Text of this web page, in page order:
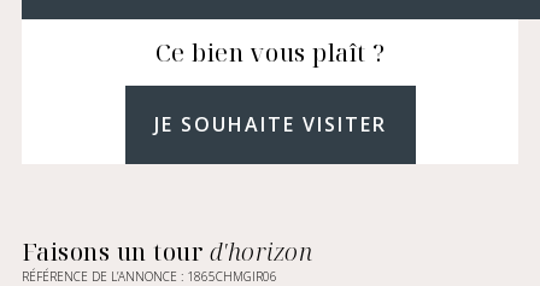
Ce bien vous plaît ?
JE SOUHAITE VISITER
Faisons un tour d'horizon
RÉFÉRENCE DE L’ANNONCE : 1865CHMGIR06